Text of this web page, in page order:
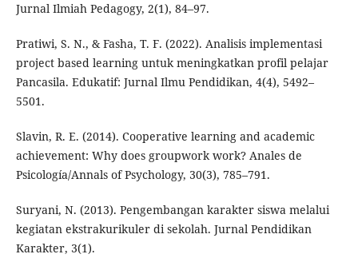
Jurnal Ilmiah Pedagogy, 2(1), 84–97.
Pratiwi, S. N., & Fasha, T. F. (2022). Analisis implementasi
project based learning untuk meningkatkan profil pelajar
Pancasila. Edukatif: Jurnal Ilmu Pendidikan, 4(4), 5492–
5501.
Slavin, R. E. (2014). Cooperative learning and academic
achievement: Why does groupwork work? Anales de
Psicología/Annals of Psychology, 30(3), 785–791.
Suryani, N. (2013). Pengembangan karakter siswa melalui
kegiatan ekstrakurikuler di sekolah. Jurnal Pendidikan
Karakter, 3(1).